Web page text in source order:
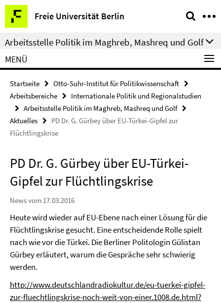
Springe
direkt
zu
Inhalt
Freie Universität Berlin
Service-
Navigation
Arbeitsstelle Politik im Maghreb, Mashreq und Golf
MENÜ
Startseite
Otto-Suhr-Institut für Politikwissenschaft
Arbeitsbereiche
Internationale Politik und Regionalstudien
Arbeitsstelle Politik im Maghreb, Mashreq und Golf
Aktuelles
PD Dr. G. Gürbey über EU-Türkei-Gipfel zur
Flüchtlingskrise
PD Dr. G. Gürbey über EU-Türkei-
Gipfel zur Flüchtlingskrise
News vom 17.03.2016
Heute wird wieder auf EU-Ebene nach einer Lösung für die
Flüchtlingskrise gesucht. Eine entscheidende Rolle spielt
nach wie vor die Türkei. Die Berliner Politologin Gülistan
Gürbey erläutert, warum die Gespräche sehr schwierig
werden.
http://www.deutschlandradiokultur.de/eu-tuerkei-gipfel-
zur-fluechtlingskrise-noch-weit-von-einer.1008.de.html?